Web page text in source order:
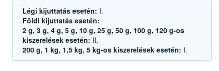
Légi kijuttatás esetén: I.
Földi kijuttatás esetén:
2 g, 3 g, 4 g, 5 g, 10 g, 25 g, 50 g, 100 g, 120 g-os
kiszerelések esetén: II.
200 g, 1 kg, 1,5 kg, 5 kg-os kiszerelések esetén: I.